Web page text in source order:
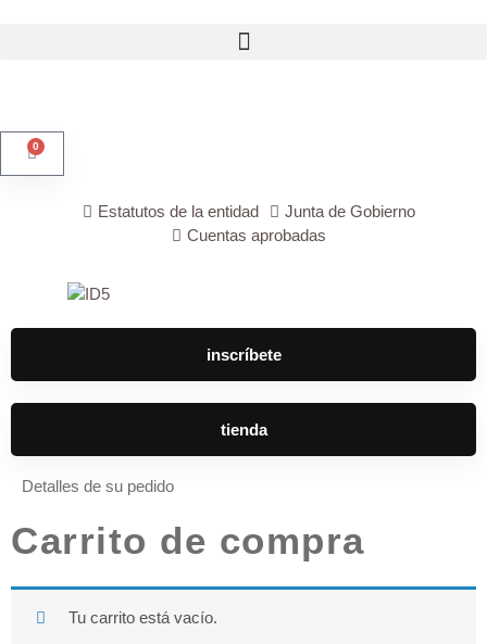
0
Estatutos de la entidad
Junta de Gobierno
Cuentas aprobadas
inscríbete
tienda
Detalles de su pedido
Carrito de compra
Tu carrito está vacío.